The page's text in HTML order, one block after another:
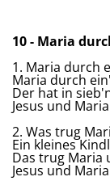
10 - Maria
1. Maria durch
Maria durch
Der hat in
Jesus und
2. Was trug
Ein kleines
Das trug Maria
Jesus und